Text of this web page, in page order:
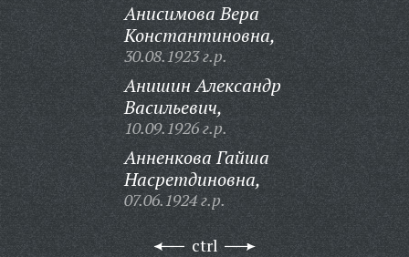
Анисимова Вера
Константиновна,
30.08.1923 г.р.
Анишин Александр
Васильевич,
10.09.1926 г.р.
Анненкова Гайша
Насретдиновна,
07.06.1924 г.р.
ctrl